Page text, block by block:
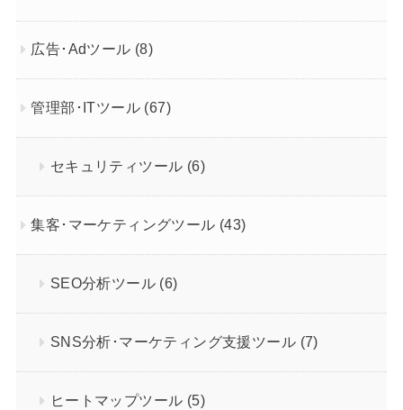
広告･Adツール (8)
管理部･ITツール (67)
セキュリティツール (6)
集客･マーケティングツール (43)
SEO分析ツール (6)
SNS分析･マーケティング支援ツール (7)
ヒートマップツール (5)